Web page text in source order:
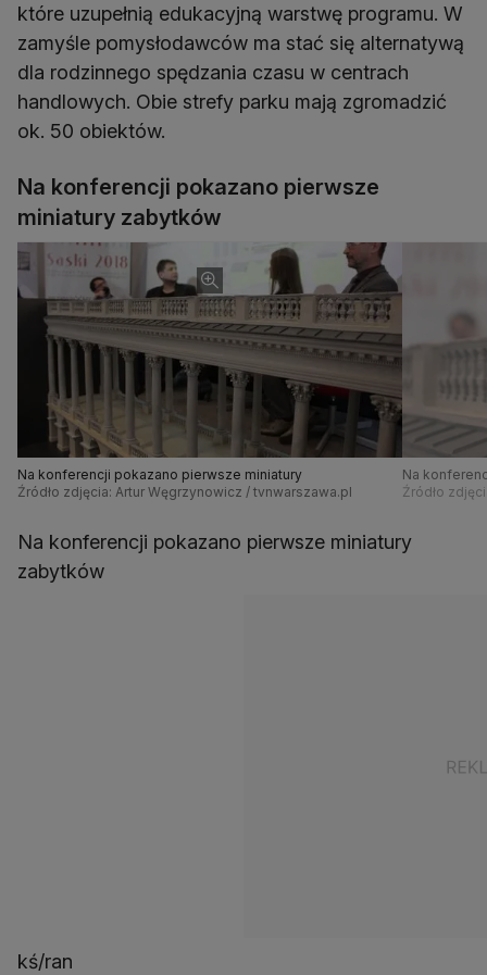
które uzupełnią edukacyjną warstwę programu. W
zamyśle pomysłodawców ma stać się alternatywą
dla rodzinnego spędzania czasu w centrach
handlowych. Obie strefy parku mają zgromadzić
ok. 50 obiektów.
Na konferencji pokazano pierwsze
miniatury zabytków
Na konferencji pokazano pierwsze miniatury
Źródło zdjęcia: Artur Węgrzynowicz / tvnwarszawa.pl
Na
Źródło
Na konferencji pokazano pierwsze miniatury
zabytków
kś/ran